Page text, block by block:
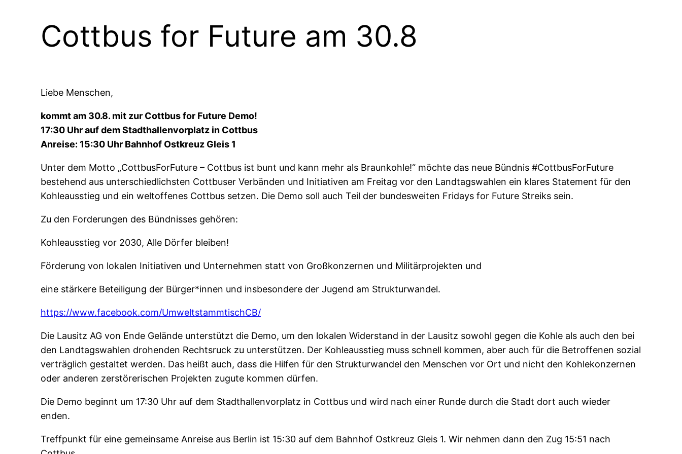
Cottbus for Future am 30.8
Liebe Menschen,
kommt am 30.8. mit zur Cottbus for Future Demo!
17:30 Uhr auf dem Stadthallenvorplatz in Cottbus
Anreise: 15:30 Uhr Bahnhof Ostkreuz Gleis 1
Unter dem Motto „CottbusForFuture – Cottbus ist bunt und kann mehr als Braunkohle!“ möchte das neue Bündnis #CottbusForFuture
bestehend aus unterschiedlichsten Cottbuser Verbänden und Initiativen am Freitag vor den Landtagswahlen ein klares Statement für den
Kohleausstieg und ein weltoffenes Cottbus setzen. Die Demo soll auch Teil der bundesweiten Fridays for Future Streiks sein.
Zu den Forderungen des Bündnisses gehören:
Kohleausstieg vor 2030, Alle Dörfer bleiben!
Förderung von lokalen Initiativen und Unternehmen statt von Großkonzernen und Militärprojekten und
eine stärkere Beteiligung der Bürger*innen und insbesondere der Jugend am Strukturwandel.
https://www.facebook.com/UmweltstammtischCB/
Die Lausitz AG von Ende Gelände unterstützt die Demo, um den lokalen Widerstand in der Lausitz sowohl gegen die Kohle als auch den bei
den Landtagswahlen drohenden Rechtsruck zu unterstützen. Der Kohleausstieg muss schnell kommen, aber auch für die Betroffenen sozial
verträglich gestaltet werden. Das heißt auch, dass die Hilfen für den Strukturwandel den Menschen vor Ort und nicht den Kohlekonzernen
oder anderen zerstörerischen Projekten zugute kommen dürfen.
Die Demo beginnt um 17:30 Uhr auf dem Stadthallenvorplatz in Cottbus und wird nach einer Runde durch die Stadt dort auch wieder
enden.
Treffpunkt für eine gemeinsame Anreise aus Berlin ist 15:30 auf dem Bahnhof Ostkreuz Gleis 1. Wir nehmen dann den Zug 15:51 nach